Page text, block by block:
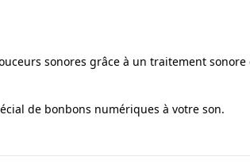
sonores grâce à un traitement
de bonbons numériques à votre son.